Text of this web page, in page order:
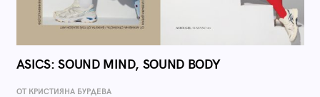
ASICS: SOUND MIND, SOUND BODY
ОТ КРИСТИЯНА БУРДЕВА